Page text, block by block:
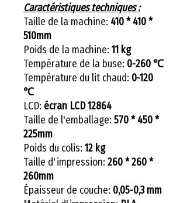
Caractéristiques techniques :
Taille de la machine: 410 * 410 *
510mm
Poids de la machine: 11 kg
Température de la buse: 0-260 ℃
Température du lit chaud: 0-120
℃
LCD: écran LCD 12864
Taille de l'emballage: 570 * 450 *
225mm
Poids du colis: 12 kg
Taille d'impression: 260 * 260 *
260mm
Épaisseur de couche: 0,05-0,3 mm